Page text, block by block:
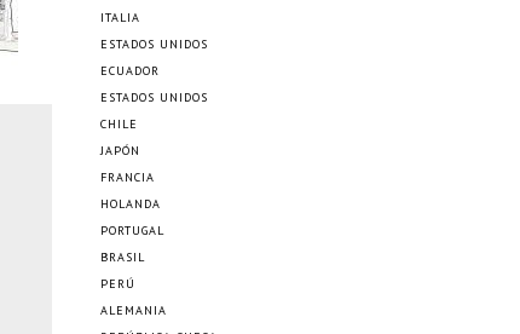
ITALIA
ESTADOS UNIDOS
ECUADOR
ESTADOS UNIDOS
CHILE
JAPÓN
FRANCIA
HOLANDA
PORTUGAL
BRASIL
PERÚ
ALEMANIA